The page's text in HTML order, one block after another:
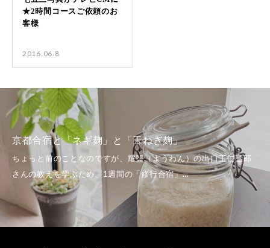
2016.06.8
京都合宿と「ネギ麹」と「玉ねぎ麹」